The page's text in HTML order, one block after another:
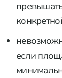
если